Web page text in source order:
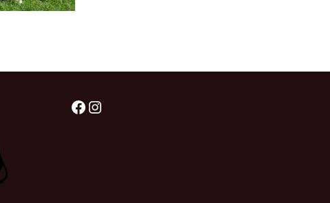
štěňátka „C“
Facebook
Instagram